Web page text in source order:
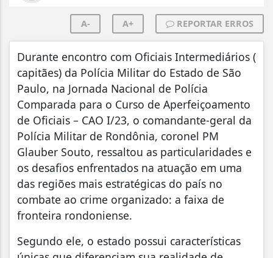
A- A+ REPORTAR ERROS
Durante encontro com Oficiais Intermediários (
capitães) da Polícia Militar do Estado de São
Paulo, na Jornada Nacional de Polícia
Comparada para o Curso de Aperfeiçoamento
de Oficiais – CAO I/23, o comandante-geral da
Polícia Militar de Rondônia, coronel PM
Glauber Souto, ressaltou as particularidades e
os desafios enfrentados na atuação em uma
das regiões mais estratégicas do país no
combate ao crime organizado: a faixa de
fronteira rondoniense.
Segundo ele, o estado possui características